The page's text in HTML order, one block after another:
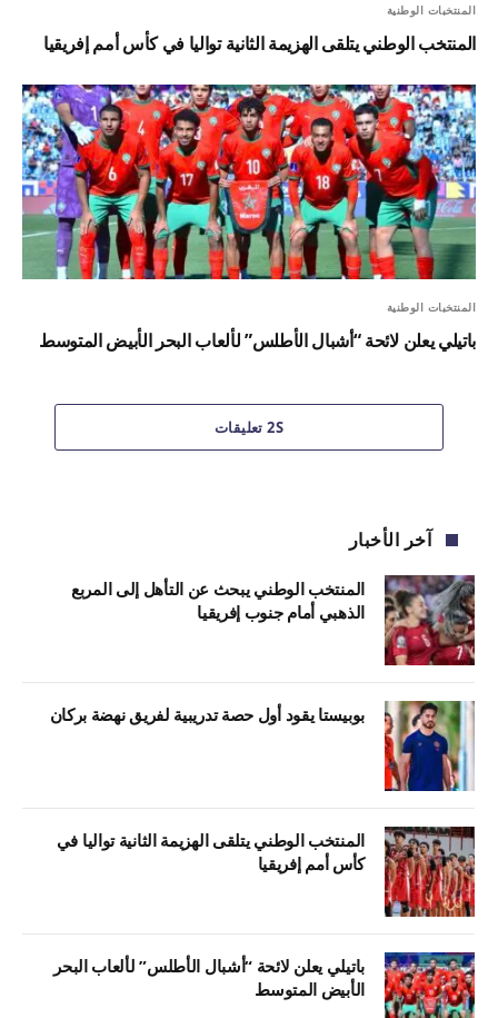
المنتخبات الوطنية
المنتخب الوطني يتلقى الهزيمة الثانية تواليا في كأس أمم إفريقيا
المنتخبات الوطنية
باتيلي يعلن لائحة “أشبال الأطلس” لألعاب البحر الأبيض المتوسط
2S تعليقات
آخر الأخبار
المنتخب الوطني يبحث عن التأهل إلى المربع
الذهبي أمام جنوب إفريقيا
بوبيستا يقود أول حصة تدريبية لفريق نهضة بركان
المنتخب الوطني يتلقى الهزيمة الثانية تواليا في
كأس أمم إفريقيا
باتيلي يعلن لائحة “أشبال الأطلس” لألعاب البحر
الأبيض المتوسط